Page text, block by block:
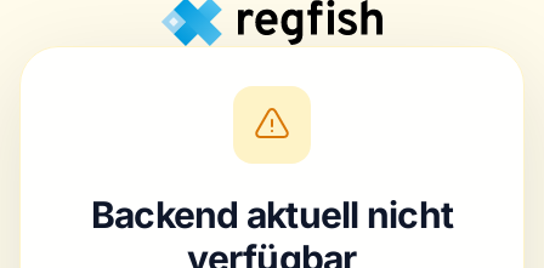
Backend aktuell nicht
verfügbar